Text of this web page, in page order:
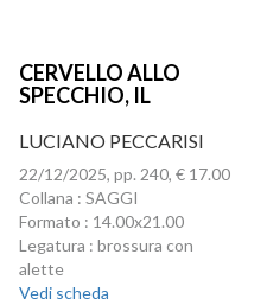
CERVELLO ALLO
SPECCHIO, IL
LUCIANO PECCARISI
22/12/2025, pp. 240, € 17.00
Collana : SAGGI
Formato : 14.00x21.00
Legatura : brossura con
alette
Vedi scheda